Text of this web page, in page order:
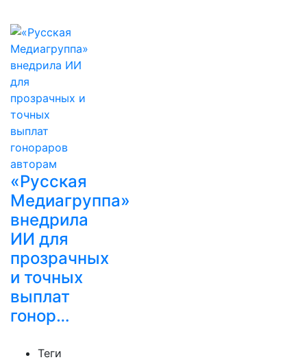
«Русская
Медиагруппа»
внедрила
ИИ для
прозрачных
и точных
выплат
гонор…
Теги